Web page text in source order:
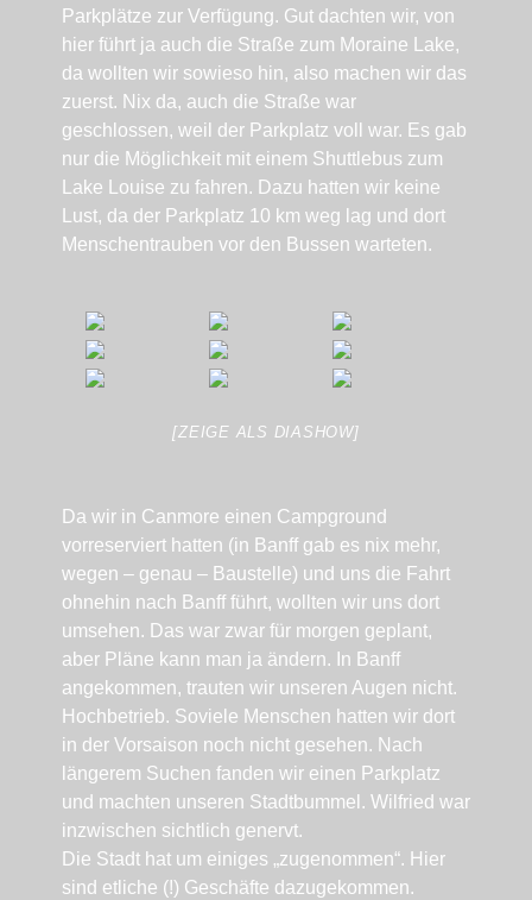
Parkplätze zur Verfügung. Gut dachten wir, von
hier führt ja auch die Straße zum Moraine Lake,
da wollten wir sowieso hin, also machen wir das
zuerst. Nix da, auch die Straße war
geschlossen, weil der Parkplatz voll war. Es gab
nur die Möglichkeit mit einem Shuttlebus zum
Lake Louise zu fahren. Dazu hatten wir keine
Lust, da der Parkplatz 10 km weg lag und dort
Menschentrauben vor den Bussen warteten.
[ZEIGE ALS DIASHOW]
Da wir in Canmore einen Campground
vorreserviert hatten (in Banff gab es nix mehr,
wegen – genau – Baustelle) und uns die Fahrt
ohnehin nach Banff führt, wollten wir uns dort
umsehen. Das war zwar für morgen geplant,
aber Pläne kann man ja ändern. In Banff
angekommen, trauten wir unseren Augen nicht.
Hochbetrieb. Soviele Menschen hatten wir dort
in der Vorsaison noch nicht gesehen. Nach
längerem Suchen fanden wir einen Parkplatz
und machten unseren Stadtbummel. Wilfried war
inzwischen sichtlich genervt.
Die Stadt hat um einiges „zugenommen“. Hier
sind etliche (!) Geschäfte dazugekommen.